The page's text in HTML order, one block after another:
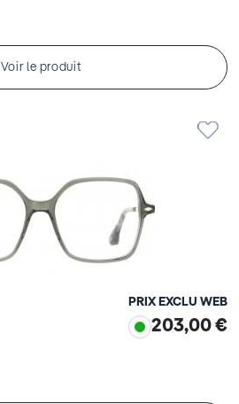
Voir le produit
PRIX EXCLU WEB
203,00 €